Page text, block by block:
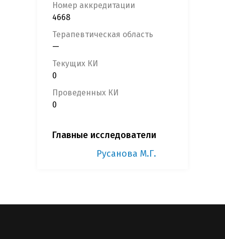
Номер аккредитации
4668
Терапевтическая область
—
Текущих КИ
0
Проведенных КИ
0
Главные исследователи
Русанова М.Г.